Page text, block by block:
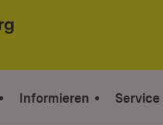
Informieren Service